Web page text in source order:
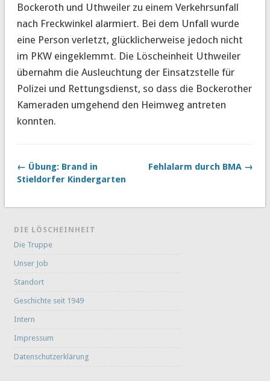
Bockeroth und Uthweiler zu einem Verkehrsunfall
nach Freckwinkel alarmiert. Bei dem Unfall wurde
eine Person verletzt, glücklicherweise jedoch nicht
im PKW eingeklemmt. Die Löscheinheit Uthweiler
übernahm die Ausleuchtung der Einsatzstelle für
Polizei und Rettungsdienst, so dass die Bockerother
Kameraden umgehend den Heimweg antreten
konnten.
← Übung: Brand in
Stieldorfer Kindergarten
Fehlalarm durch BMA →
DIE LÖSCHEINHEIT
Die Truppe
Unser Job
Standort
Geschichte seit 1949
Intern
Impressum
Datenschutzerklärung